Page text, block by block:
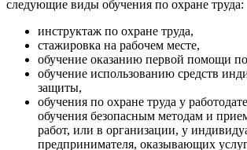
следующие виды обучения по охране труда:
инструктаж по охране труда,
стажировка на рабочем месте,
обучение оказанию первой помощи
обучение использованию средств
защиты,
обучения по охране труда у
обучения безопасным методам и
работ, или в организации, у
предпринимателя, оказывающих